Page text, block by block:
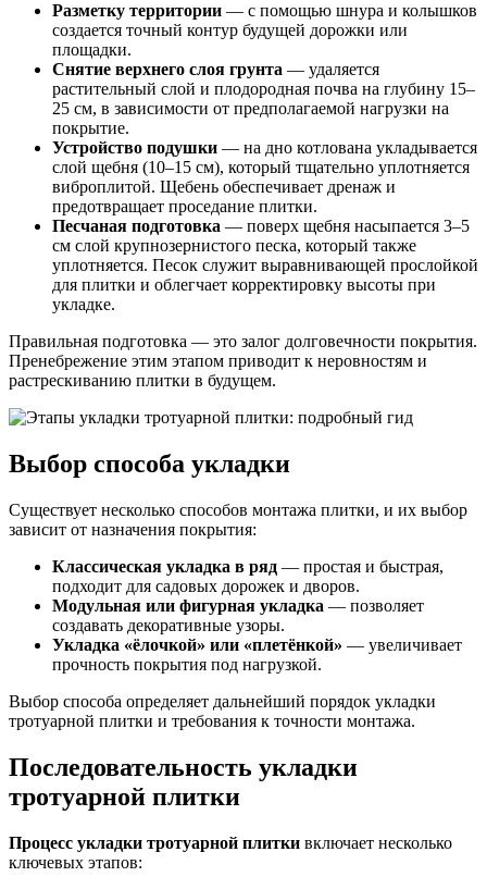
Разметку территории — с помощью шнура и колышков
создается точный контур будущей дорожки или
площадки.
Снятие верхнего слоя грунта — удаляется
растительный слой и плодородная почва на глубину 15–
25 см, в зависимости от предполагаемой нагрузки на
покрытие.
Устройство подушки — на дно котлована укладывается
слой щебня (10–15 см), который тщательно уплотняется
виброплитой. Щебень обеспечивает дренаж и
предотвращает проседание плитки.
Песчаная подготовка — поверх щебня насыпается 3–5
см слой крупнозернистого песка, который также
уплотняется. Песок служит выравнивающей прослойкой
для плитки и облегчает корректировку высоты при
укладке.
Правильная подготовка — это залог долговечности покрытия.
Пренебрежение этим этапом приводит к неровностям и
растрескиванию плитки в будущем.
Выбор способа укладки
Существует несколько способов монтажа плитки, и их выбор
зависит от назначения покрытия:
Классическая укладка в ряд — простая и быстрая,
подходит для садовых дорожек и дворов.
Модульная или фигурная укладка — позволяет
создавать декоративные узоры.
Укладка «ёлочкой» или «плетёнкой» — увеличивает
прочность покрытия под нагрузкой.
Выбор способа определяет дальнейший порядок укладки
тротуарной плитки и требования к точности монтажа.
Последовательность укладки
тротуарной плитки
Процесс укладки тротуарной плитки включает несколько
ключевых этапов: